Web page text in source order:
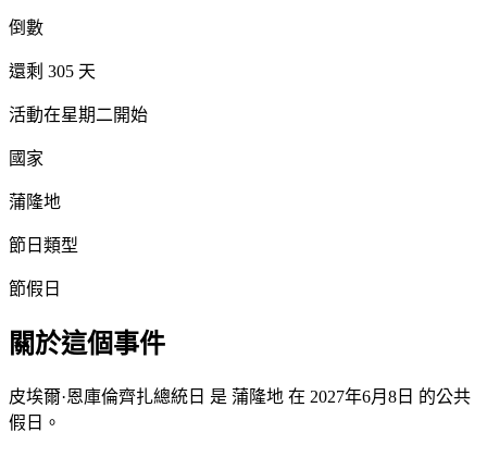
倒數
還剩 305 天
活動在星期二開始
國家
蒲隆地
節日類型
節假日
關於這個事件
皮埃爾·恩庫倫齊扎總統日 是 蒲隆地 在 2027年6月8日 的公共
假日。